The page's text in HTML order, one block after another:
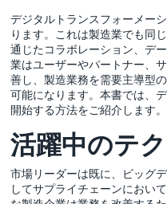
デジタルトランスフォーメー
ります。これは製造業でも同
通じたコラボレーション、デ
業はユーザーやパートナー、
善し、製造業務を需要主導型
可能になります。本書では、
開始する方法をご紹介します。
活躍中のテ
市場リーダーは既に、ビッグ
してサプライチェーンにおい